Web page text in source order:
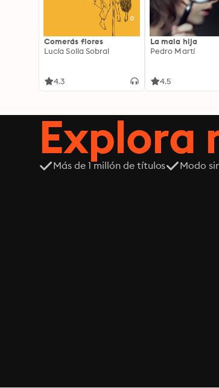
Comerás flores
Lucía Solla Sobral
4.3
La mala hija
Pedro Martí
4.5
Explora
Más de 1 millón de títulos Modo